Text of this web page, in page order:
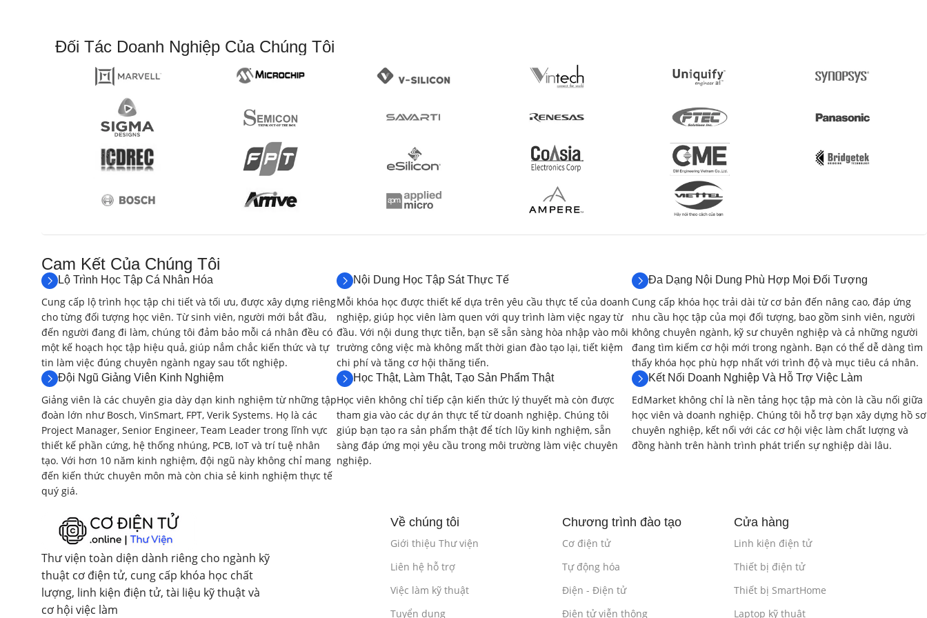
Nguyên lý hoạt động và các loại máy hiện sóng (analog, digital, mixed-signal).
Các thông số kỹ thuật của máy hiện sóng (băng thông, tốc độ lấy mẫu, độ phân giải…).
Các chế độ hoạt động và cách sử dụng máy hiện sóng.
Thực hành đo các thông số cơ bản của tín hiệu (biên độ, tần số, chu kỳ, độ rộng xung…).
Giới thiệu về máy hiện sóng số và các chức năng nâng cao.
2.2. Máy Phát Tín Hiệu (Signal Generator)(2 giờ)
Các thông số kỹ thuật của máy phát tín hiệu (dải tần, công suất, độ chính xác…).
Ứng dụng của máy phát tín hiệu trong kiểm tra và hiệu chỉnh mạch điện tử.
Thực hành sử dụng máy phát tín hiệu.
2.3. Đồng Hồ Vạn Năng (Multimeter)
Nguyên lý hoạt động và các loại đồng hồ vạn năng (analog, digital).
Các chức năng đo của đồng hồ vạn năng (điện áp, dòng điện, điện trở, thông mạch…).
Nguyên lý hoạt động và các thông số kỹ thuật của máy đếm tần.
Ứng dụng của máy đếm tần trong đo lường tần số và chu kỳ.
Thực hành sử dụng máy đếm tần.
Đối Tác Doanh Nghiệp Của Chúng Tôi
Cam Kết Của Chúng Tôi​
Lộ Trình Học Tập Cá Nhân Hóa
Cung cấp lộ trình học tập chi tiết và tối ưu, được xây dựng riêng
cho từng đối tượng học viên. Từ sinh viên, người mới bắt đầu,
đến người đang đi làm, chúng tôi đảm bảo mỗi cá nhân đều có
một kế hoạch học tập hiệu quả, giúp nắm chắc kiến thức và tự
tin làm việc đúng chuyên ngành ngay sau tốt nghiệp.
Nội Dung Học Tập Sát Thực Tế
Mỗi khóa học được thiết kế dựa trên yêu cầu thực tế của doanh
nghiệp, giúp học viên làm quen với quy trình làm việc ngay từ
đầu. Với nội dung thực tiễn, bạn sẽ sẵn sàng hòa nhập vào môi
trường công việc mà không mất thời gian đào tạo lại, tiết kiệm
chi phí và tăng cơ hội thăng tiến.
Đa Dạng Nội Dung Phù Hợp Mọi Đối Tượng
Cung cấp khóa học trải dài từ cơ bản đến nâng cao, đáp ứng
nhu cầu học tập của mọi đối tượng, bao gồm sinh viên, người
không chuyên ngành, kỹ sư chuyên nghiệp và cả những người
đang tìm kiếm cơ hội mới trong ngành. Bạn có thể dễ dàng tìm
thấy khóa học phù hợp nhất với trình độ và mục tiêu cá nhân.
Đội Ngũ Giảng Viên Kinh Nghiệm
Giảng viên là các chuyên gia dày dạn kinh nghiệm từ những tập
đoàn lớn như Bosch, VinSmart, FPT, Verik Systems. Họ là các
Project Manager, Senior Engineer, Team Leader trong lĩnh vực
thiết kế phần cứng, hệ thống nhúng, PCB, IoT và trí tuệ nhân
tạo. Với hơn 10 năm kinh nghiệm, đội ngũ này không chỉ mang
đến kiến thức chuyên môn mà còn chia sẻ kinh nghiệm thực tế
quý giá.
Học Thật, Làm Thật, Tạo Sản Phẩm Thật
Học viên không chỉ tiếp cận kiến thức lý thuyết mà còn được
tham gia vào các dự án thực tế từ doanh nghiệp. Chúng tôi
giúp bạn tạo ra sản phẩm thật để tích lũy kinh nghiệm, sẵn
sàng đáp ứng mọi yêu cầu trong môi trường làm việc chuyên
nghiệp.
Kết Nối Doanh Nghiệp Và Hỗ Trợ Việc Làm
EdMarket không chỉ là nền tảng học tập mà còn là cầu nối giữa
học viên và doanh nghiệp. Chúng tôi hỗ trợ bạn xây dựng hồ sơ
chuyên nghiệp, kết nối với các cơ hội việc làm chất lượng và
đồng hành trên hành trình phát triển sự nghiệp dài lâu.
Thư viện toàn diện dành riêng cho ngành kỹ
thuật cơ điện tử, cung cấp khóa học chất
lượng, linh kiện điện tử, tài liệu kỹ thuật và
cơ hội việc làm
Về chúng tôi
Giới thiệu Thư viện
Liên hệ hỗ trợ
Việc làm kỹ thuật
Tuyển dụng
Chương trình đào tạo
Cơ điện tử
Tự động hóa
Điện - Điện tử
Điện tử viễn thông
Cửa hàng
Linh kiện điện tử
Thiết bị điện tử
Thiết bị SmartHome
Laptop kỹ thuật